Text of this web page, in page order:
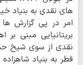
های نقدی به بنیاد
امر در پی گزارش
نقدی از سوی شیخ